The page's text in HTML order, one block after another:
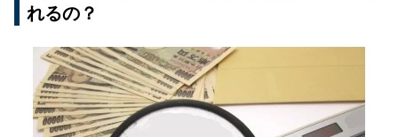
れるの？